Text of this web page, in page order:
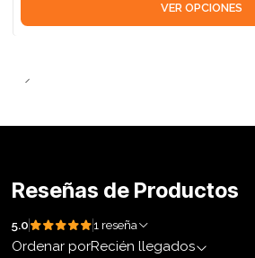
VER OPCIONES
Reseñas de Productos
5.0 1 reseña
Ordenar porRecién llegados